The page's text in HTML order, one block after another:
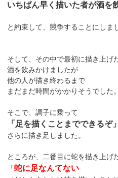
いちばん早く描いた者が酒を
と約束して、競争することにしま
そして、その中で最初に描き上げ
酒を飲みかけましたが
他の人が描き終わるまで
まだまだ時間がかかりそうでした。
そこで、調子に乗って
「足を描くことまでできるぞ」
さらに描き足しました。
ところが、二番目に蛇を描き上げ
「蛇に足なんてない